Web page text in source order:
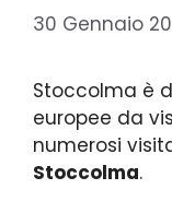
30 Gennaio
Stoccolma è
europee da
numerosi
Stoccolma.